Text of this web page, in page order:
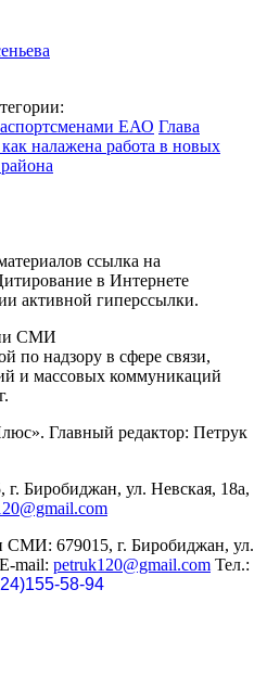
ЕАО Глава
налажена работа в новых
ссылка на
в Интернете
активной гиперссылки.
СМИ
по надзору в сфере связи,
и массовых коммуникаций
Главный редактор: Петрук
Биробиджан, ул. Невская, 18а,
СМИ: 679015, г. Биробиджан, ул.
mail: petruk120@gmail.com Тел.:
58-94